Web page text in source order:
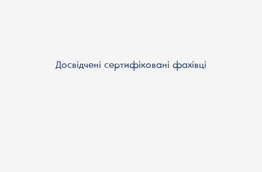
Досвідчені сертифіковані фахівці